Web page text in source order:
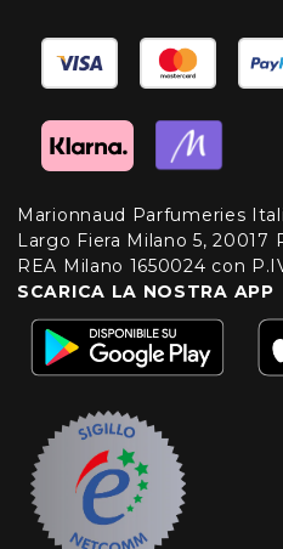
Marionnaud Parfumeries
Largo Fiera Milano 5, 20017
REA Milano 1650024 con
SCARICA LA NOSTRA APP